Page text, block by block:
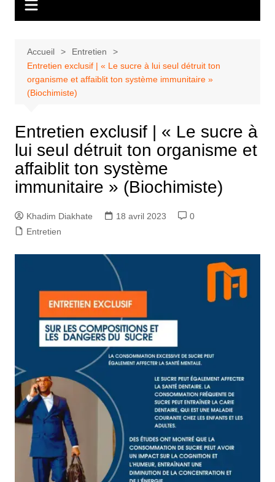
Accueil
Entretien
Entretien exclusif | « Le sucre à lui seul détruit ton
organisme et affaiblit ton système immunitaire »
(Biochimiste)
Entretien exclusif | « Le sucre à
lui seul détruit ton organisme et
affaiblit ton système
immunitaire » (Biochimiste)
Khadim Diakhate 18 avril 2023
0
Entretien